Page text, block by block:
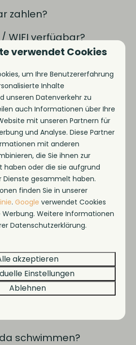
zahlen?
WIFI verfügbar?
Haustier mitbringen?
im Park frei
Haustier mit in die
Reservierung noch
ich für meine
für Kinder?
oder ein Boot
schwimmen?
verwendet Cookies
um Ihre Benutzererfahrung
Inhalte
unseren Datenverkehr zu
auch Informationen über Ihre
mit unseren Partnern für
und Analyse. Diese Partner
mit anderen
die Sie ihnen zur
haben oder die sie aufgrund
Dienste gesammelt haben.
finden Sie in unserer
.Google verwendet Cookies
Weitere Informationen
Datenschutzerklärung.
akzeptieren
Einstellungen
Ablehnen